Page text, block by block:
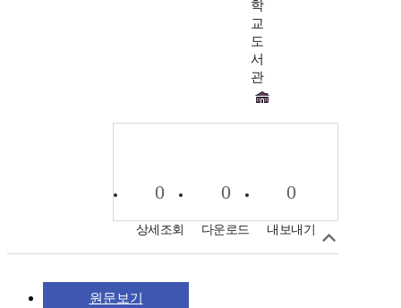
학
교
도
서
관
0
상세조회
0
다운로드
0
내보내기
원문보기